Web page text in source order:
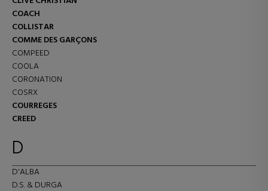
COACH
COLLISTAR
COMME DES GARÇONS
COMPEED
COOLA
CORONATION
COSRX
COURREGES
CREED
D
D'ALBA
D.S. & DURGA